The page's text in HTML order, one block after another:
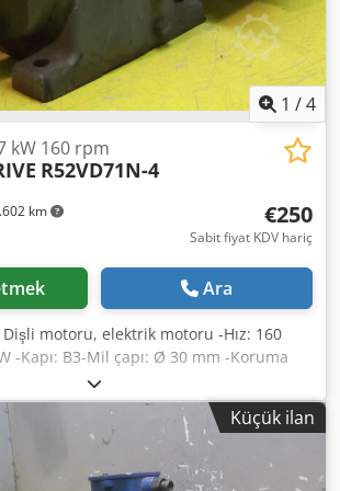
1 /4
km
kW 160 rpm
R52VD71N-4
€250
Sabit fiyat KDV hariç
Ara
Dişli motoru, elektrik motoru -Hız: 160
-Kapı: B3-Mil çapı: Ø 30 mm -Koruma
23 kg Dodpjckd Enjfx Agpjck
Küçük ilan